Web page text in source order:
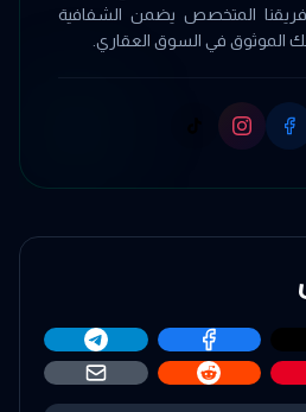
فريقنا المتخصص يضمن الشفافية
الموثوق في السوق العقاري.